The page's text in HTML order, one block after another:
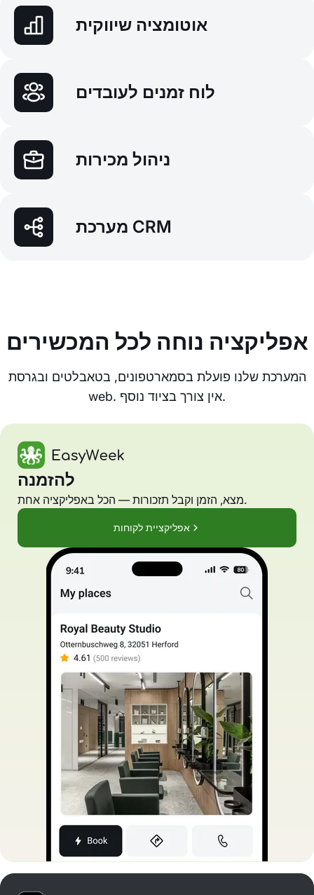
אוטומציה שיווקית
לוח זמנים לעובדים
ניהול מכירות
מערכת CRM
אפליקציה נוחה לכל המכשירים
המערכת שלנו פועלת בסמארטפונים, בטאבלטים ובגרסת
web. אין צורך בציוד נוסף.
להזמנה
מצא, הזמן וקבל תזכורות — הכל באפליקציה אחת.
אפליקציית לקוחות